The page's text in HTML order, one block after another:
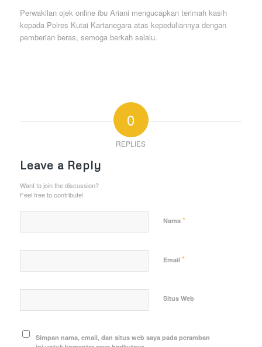
Perwakilan ojek online ibu Ariani mengucapkan terimah kasih
kepada Polres Kutai Kartanegara atas kepeduliannya dengan
pemberian beras, semoga berkah selalu.
0
REPLIES
Leave a Reply
Want to join the discussion?
Feel free to contribute!
Nama *
Email *
Situs Web
Simpan nama, email, dan situs web saya pada peramban